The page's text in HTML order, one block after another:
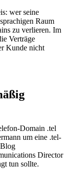
wer seine
Raum
zu verlieren. Im
Verträge
Kunde nicht
Domain .tel
um eine .tel-
Director
tun sollte.